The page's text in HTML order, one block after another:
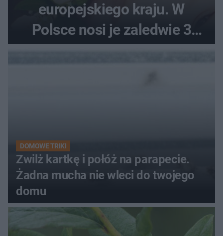
europejskiego kraju. W
Polsce nosi je zaledwie 3
DOMOWE TRIKI
Zwilż kartkę i połóż na parapecie.
Żadna mucha nie wleci do twojego
domu